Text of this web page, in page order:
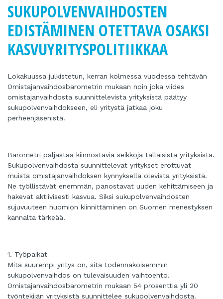
SUKUPOLVENVAIHDOSTEN
EDISTÄMINEN OTETTAVA OSAKSI
KASVUYRITYSPOLITIIKKAA
Lokakuussa julkistetun, kerran kolmessa vuodessa tehtävän
Omistajanvaihdosbarometrin mukaan noin joka viides
omistajanvaihdosta suunnittelevista yrityksistä päätyy
sukupolvenvaihdokseen, eli yritystä jatkaa joku
perheenjäsenistä.
Barometri paljastaa kiinnostavia seikkoja tällaisista yrityksistä.
Sukupolvenvaihdosta suunnittelevat yritykset erottuvat
muista omistajanvaihdoksen kynnyksellä olevista yrityksistä.
Ne työllistävät enemmän, panostavat uuden kehittämiseen ja
hakevat aktiivisesti kasvua. Siksi sukupolvenvaihdosten
sujuvuuteen huomion kiinnittäminen on Suomen menestyksen
kannalta tärkeää.
1. Työpaikat
Mitä suurempi yritys on, sitä todennäköisemmin
sukupolvenvaihdos on tulevaisuuden vaihtoehto.
Omistajanvaihdosbarometrin mukaan 54 prosenttia yli 20
työntekijän yrityksistä suunnittelee sukupolvenvaihdosta.